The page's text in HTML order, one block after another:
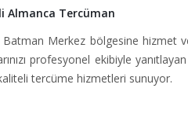
Almanca Tercüman
Merkez bölgesine hizmet
profesyonel ekibiyle
tercüme hizmetleri sunuyor.